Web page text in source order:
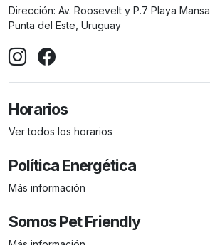
Dirección: Av. Roosevelt y P.7 Playa Mansa,
Punta del Este, Uruguay
Horarios
Ver todos los horarios
Política Energética
Más información
Somos Pet Friendly